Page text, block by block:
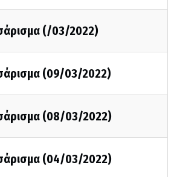
(/03/2022)
(09/03/2022)
(08/03/2022)
(04/03/2022)